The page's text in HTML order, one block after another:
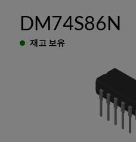
DM74S86N
재고 보유